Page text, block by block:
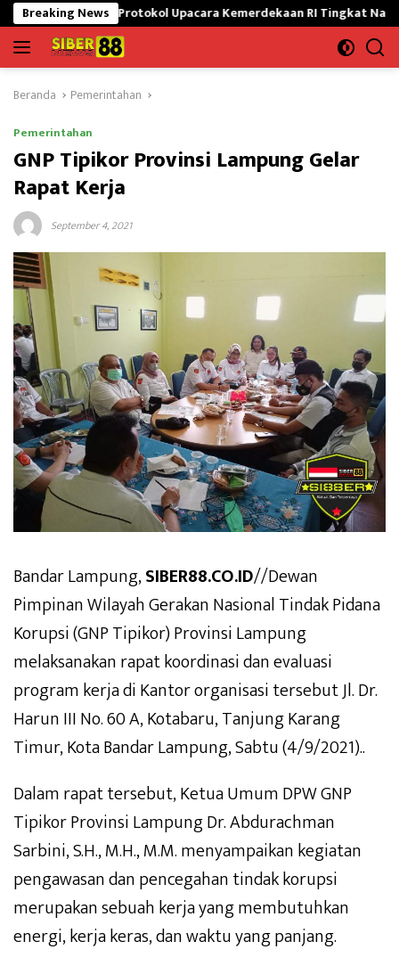
Langsung
ke
konten
Breaking News
Protokol Upacara Kemerdekaan RI Tingkat Nasional
Beranda Pemerintahan
Pemerintahan
GNP Tipikor Provinsi Lampung Gelar
Rapat Kerja
September 4, 2021
Bandar Lampung,SIBER88.CO.ID//Dewan
Pimpinan Wilayah Gerakan Nasional Tindak Pidana
Korupsi (GNP Tipikor) Provinsi Lampung
melaksanakan rapat koordinasi dan evaluasi
program kerja di Kantor organisasi tersebut Jl. Dr.
Harun III No. 60 A, Kotabaru, Tanjung Karang
Timur, Kota Bandar Lampung, Sabtu (4/9/2021)..
Dalam rapat tersebut, Ketua Umum DPW GNP
Tipikor Provinsi Lampung Dr. Abdurachman
Sarbini, S.H., M.H., M.M. menyampaikan kegiatan
pengawasan dan pencegahan tindak korupsi
merupakan sebuah kerja yang membutuhkan
energi, kerja keras, dan waktu yang panjang.